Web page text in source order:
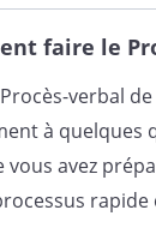
dispositions
La société
jusqu'à la
faire le
verbal
à quelques
vous avez
rapide